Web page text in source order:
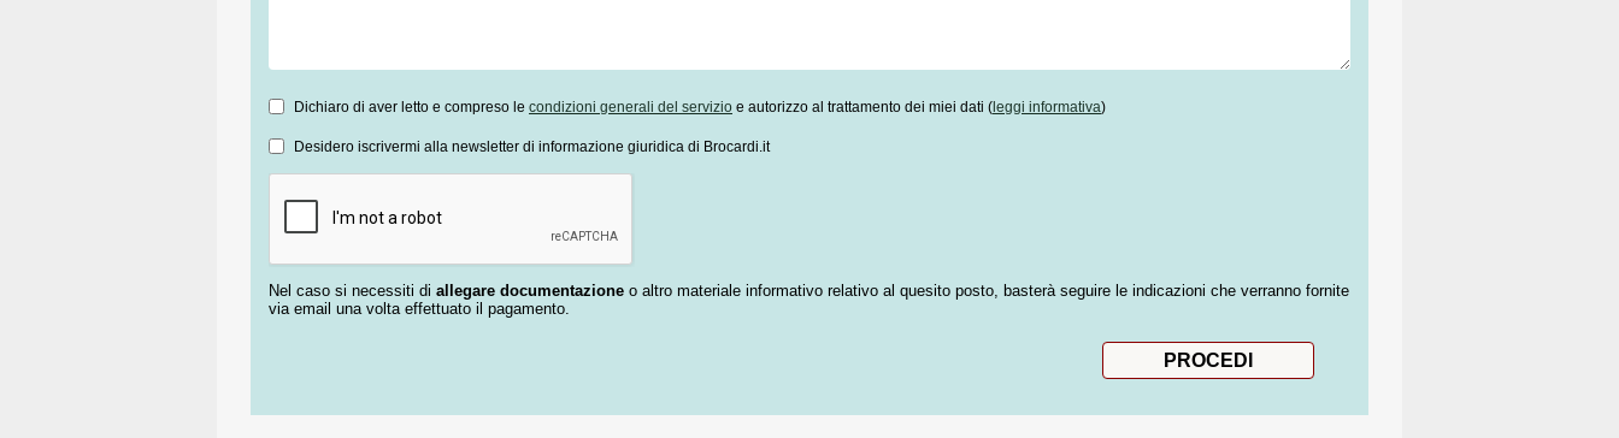
Dichiaro di aver letto e compreso le condizioni generali del servizio e autorizzo al trattamento dei miei dati ( leggi informativa)
Desidero iscrivermi alla newsletter di informazione giuridica di Brocardi.it
Nel caso si necessiti di allegare documentazione o altro materiale informativo relativo al quesito posto, basterà seguire le indicazioni che verranno fornite
via email una volta effettuato il pagamento.